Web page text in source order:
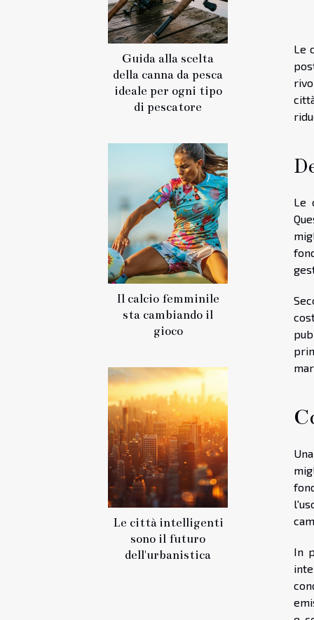
Guida alla scelta
della canna da pesca
ideale per ogni tipo
di pescatore
Il calcio femminile
sta cambiando il
gioco
Le città intelligenti
sono il futuro
dell'urbanistica
Le
Le
In